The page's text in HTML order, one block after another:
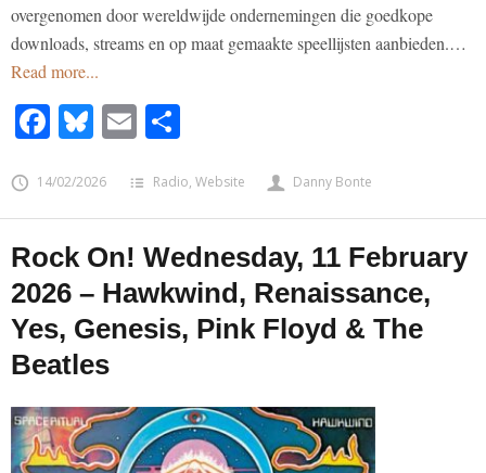
overgenomen door wereldwijde ondernemingen die goedkope
downloads, streams en op maat gemaakte speellijsten aanbieden.…
Read more...
Facebook
Bluesky
Email
14/02/2026 Radio,Website Danny Bonte
Rock On! Wednesday, 11 February
2026 – Hawkwind, Renaissance,
Yes, Genesis, Pink Floyd & The
Beatles